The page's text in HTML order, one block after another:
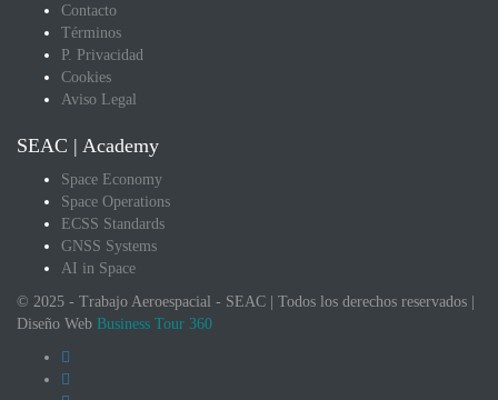
Contacto
Términos
P. Privacidad
Cookies
Aviso Legal
SEAC | Academy
Space Economy
Space Operations
ECSS Standards
GNSS Systems
AI in Space
© 2025 - Trabajo Aeroespacial - SEAC | Todos los derechos reservados |
Diseño Web Business Tour 360